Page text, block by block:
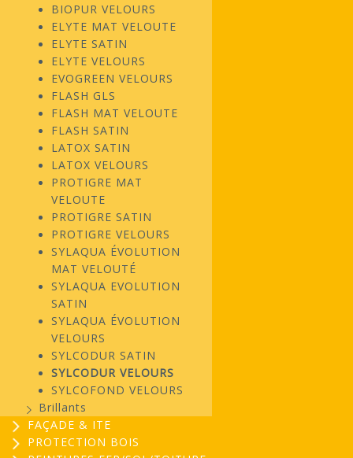
BIOPUR VELOURS
ELYTE MAT VELOUTE
ELYTE SATIN
ELYTE VELOURS
EVOGREEN VELOURS
FLASH GLS
FLASH MAT VELOUTE
FLASH SATIN
LATOX SATIN
LATOX VELOURS
PROTIGRE MAT
VELOUTE
PROTIGRE SATIN
PROTIGRE VELOURS
SYLAQUA ÉVOLUTION
MAT VELOUTÉ
SYLAQUA EVOLUTION
SATIN
SYLAQUA ÉVOLUTION
VELOURS
SYLCODUR SATIN
SYLCODUR VELOURS
SYLCOFOND VELOURS
Brillants
FAÇADE & ITE
PROTECTION BOIS